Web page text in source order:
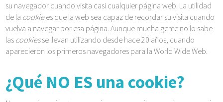
su navegador cuando visita casi cualquier página web. La utilidad
de la cookiees que la web sea capaz de recordar su visita cuando
vuelva a navegar por esa página. Aunque mucha gente no lo sabe
las cookiesse llevan utilizando desde hace 20 años, cuando
aparecieron los primeros navegadores para la World Wide Web.
¿Qué NO ES una cookie?